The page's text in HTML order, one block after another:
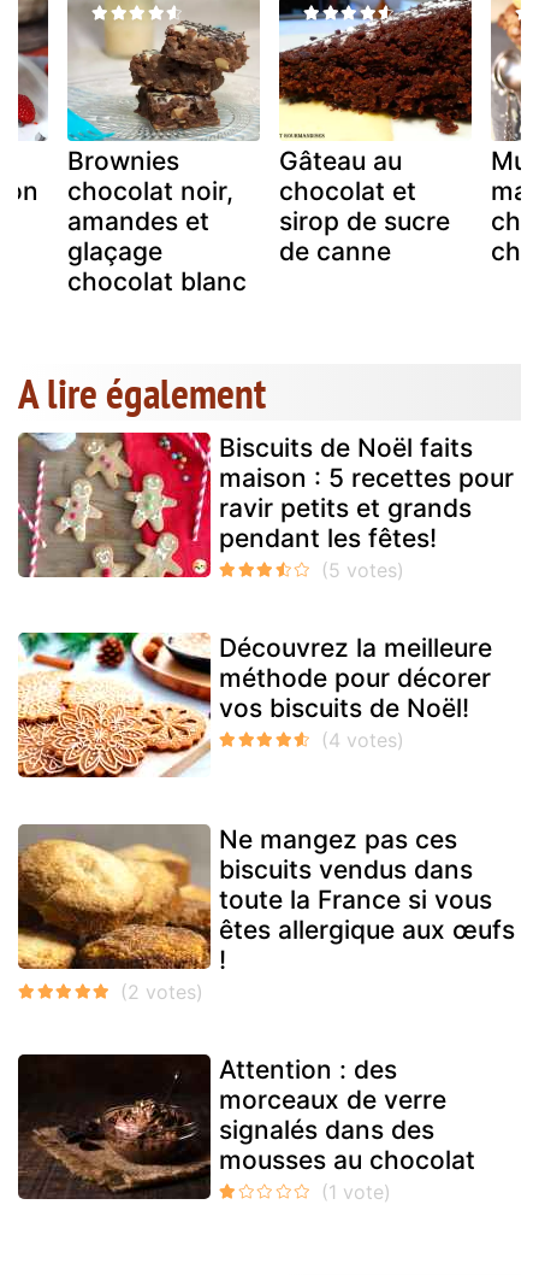
Brownies
chocolat noir,
amandes et
glaçage
chocolat blanc
Gâteau au
chocolat et
sirop de sucre
de canne
A lire également
Biscuits de Noël faits
maison : 5 recettes pour
ravir petits et grands
pendant les fêtes!
Découvrez la meilleure
méthode pour décorer
vos biscuits de Noël!
Ne mangez pas ces
biscuits vendus dans
toute la France si vous
êtes allergique aux œufs
!
Attention : des
morceaux de verre
signalés dans des
mousses au chocolat